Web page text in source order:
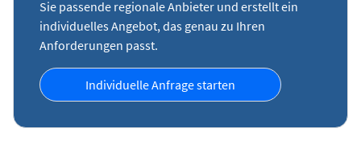
Sie passende regionale Anbieter und erstellt ein
individuelles Angebot, das genau zu Ihren
Anforderungen passt.
Individuelle Anfrage starten